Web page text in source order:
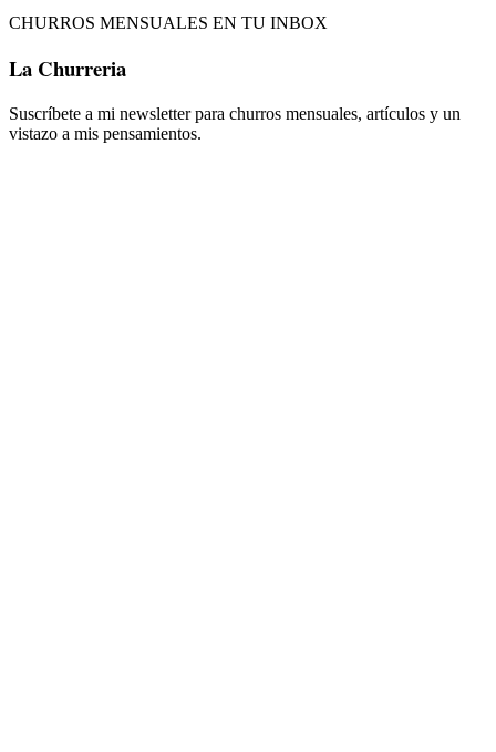
CHURROS MENSUALES EN TU INBOX
La Churreria
Suscríbete a mi newsletter para churros mensuales, artículos y un
vistazo a mis pensamientos.